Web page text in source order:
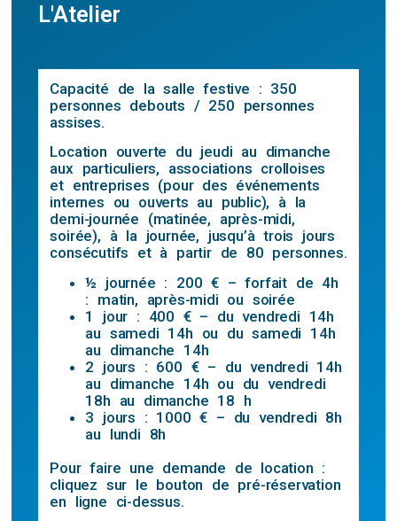
L'Atelier
Capacité de la salle festive : 350
personnes debouts / 250 personnes
assises.
Location ouverte du jeudi au dimanche
aux particuliers, associations crolloises
et entreprises (pour des événements
internes ou ouverts au public), à la
demi-journée (matinée, après-midi,
soirée), à la journée, jusqu’à trois jours
consécutifs et à partir de 80 personnes.
½ journée : 200 € – forfait de 4h
: matin, après-midi ou soirée
1 jour : 400 € – du vendredi 14h
au samedi 14h ou du samedi 14h
au dimanche 14h
2 jours : 600 € – du vendredi 14h
au dimanche 14h ou du vendredi
18h au dimanche 18 h
3 jours : 1000 € – du vendredi 8h
au lundi 8h
Pour faire une demande de location :
cliquez sur le bouton de pré-réservation
en ligne ci-dessus.